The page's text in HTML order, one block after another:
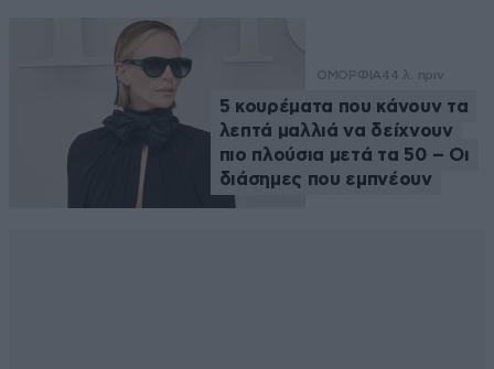
ΟΜΟΡΦΙΑ44 λ. πριν
5 κουρέματα που κάνουν τα
λεπτά μαλλιά να δείχνουν
πιο πλούσια μετά τα 50 – Οι
διάσημες που εμπνέουν